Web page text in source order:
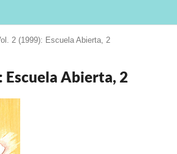
2 (1999): Escuela Abierta, 2
Escuela Abierta, 2